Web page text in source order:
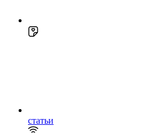
статьи